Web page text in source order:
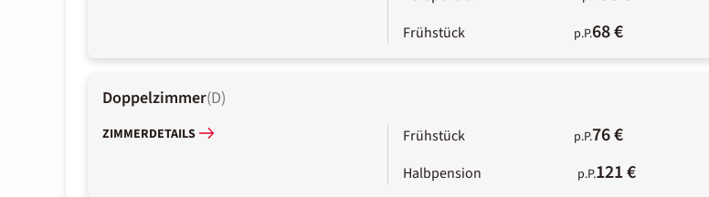
Frühstück p.P.68 €
Doppelzimmer(D)
ZIMMERDETAILS Frühstück p.P.76 €
Halbpension p.P.121 €